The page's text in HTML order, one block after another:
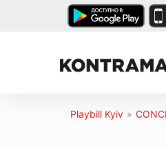
Playbill Kyiv »